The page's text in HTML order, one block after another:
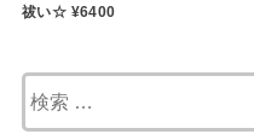
祓い☆ ¥6400